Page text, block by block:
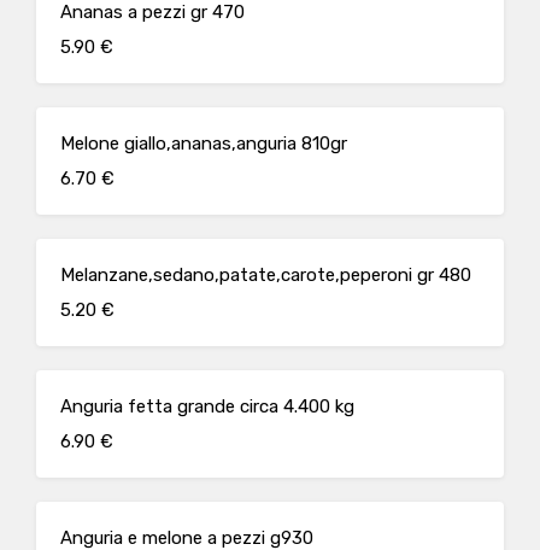
Ananas a pezzi gr 470
5.90 €
Melone giallo,ananas,anguria 810gr
6.70 €
Melanzane,sedano,patate,carote,peperoni gr 480
5.20 €
Anguria fetta grande circa 4.400 kg
6.90 €
Anguria e melone a pezzi g930